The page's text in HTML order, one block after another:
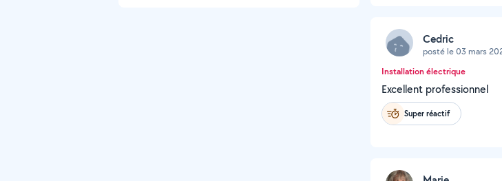
Cedric
posté le 03 mars
Installation électrique
Excellent professionnel
Super réactif